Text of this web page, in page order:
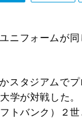
フォームが同
タジアムでプ
学が対戦した。
バンク）２世